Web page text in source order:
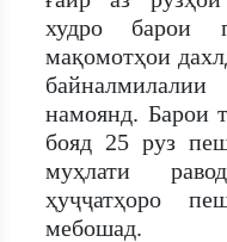
худро барои
мақомотҳои
намоянд. Барои
бояд 25 руз
муҳлати
ҳуҷҷатҳоро
мебошад.